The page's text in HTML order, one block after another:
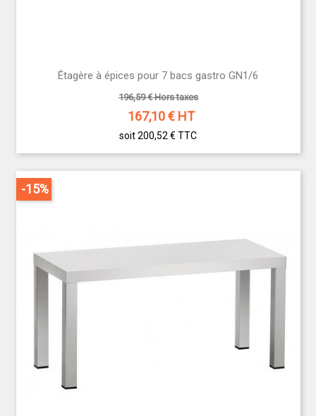
Étagère à épices pour 7 bacs gastro GN1/6
196,59 € Hors taxes
167,10€ HT
soit 200,52 € TTC
-15%